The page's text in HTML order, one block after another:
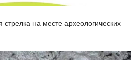
на месте археологических